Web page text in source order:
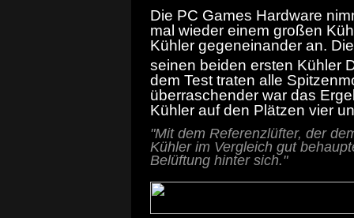
Die PC Games Hardware
mal wieder einem großen
Kühler gegeneinander an.
seinen beiden ersten Kühler
dem Test traten alle
überraschender war das
Kühler auf den Plätzen vier
"Mit dem Referenzlüfter, der
Kühler im Vergleich gut
Belüftung hinter sich."